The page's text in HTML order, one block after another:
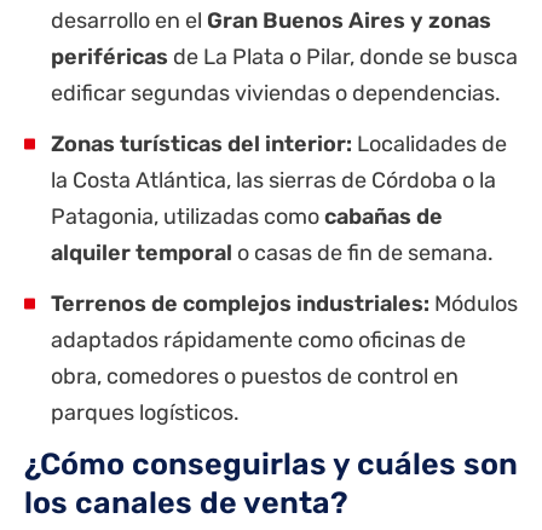
desarrollo en el Gran Buenos Aires y zonas
periféricas de La Plata o Pilar, donde se busca
edificar segundas viviendas o dependencias.
Zonas turísticas del interior: Localidades de
la Costa Atlántica, las sierras de Córdoba o la
Patagonia, utilizadas comocabañas de
alquiler temporal o casas de fin de semana.
Terrenos de complejos industriales: Módulos
adaptados rápidamente como oficinas de
obra, comedores o puestos de control en
parques logísticos.
¿Cómo conseguirlas y cuáles son
los canales de venta?